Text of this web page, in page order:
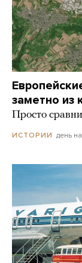
заметно из
Просто
ИСТОРИИ день